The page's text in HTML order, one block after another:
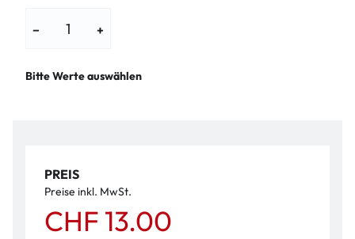
− +
Bitte Werte auswählen
PREIS
Preise inkl. MwSt.
CHF 13.00